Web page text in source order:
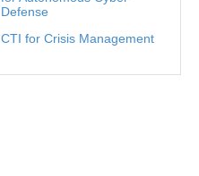
Defense
CTI for Crisis Management